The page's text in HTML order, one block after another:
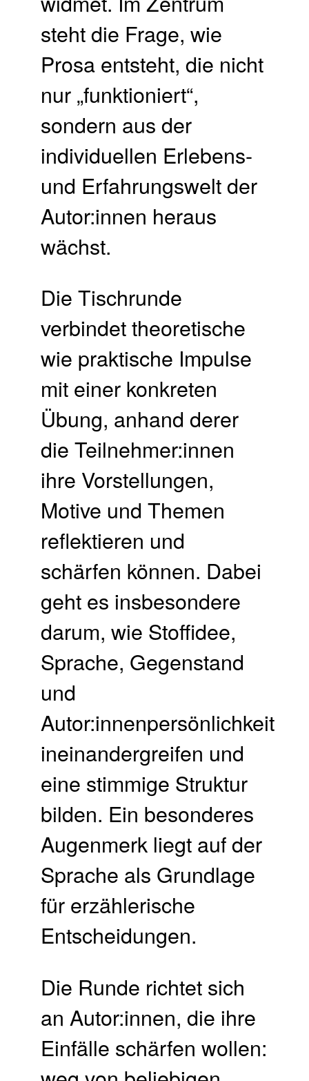
steht die Frage, wie
Prosa entsteht, die nicht
nur „funktioniert“,
sondern aus der
individuellen Erlebens-
und Erfahrungswelt der
Autor:innen heraus
wächst.
Die Tischrunde
verbindet theoretische
wie praktische Impulse
mit einer konkreten
Übung, anhand derer
die Teilnehmer:innen
ihre Vorstellungen,
Motive und Themen
reflektieren und
schärfen können. Dabei
geht es insbesondere
darum, wie Stoffidee,
Sprache, Gegenstand
und
Autor:innenpersönlichkeit
ineinandergreifen und
eine stimmige Struktur
bilden. Ein besonderes
Augenmerk liegt auf der
Sprache als Grundlage
für erzählerische
Entscheidungen.
Die Runde richtet sich
an Autor:innen, die ihre
Einfälle schärfen wollen: